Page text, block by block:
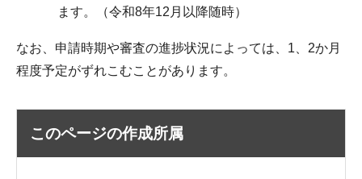
ます。（令和8年12月以降随時）
なお、申請時期や審査の進捗状況によっては、1、2か月
程度予定がずれこむことがあります。
このページの作成所属